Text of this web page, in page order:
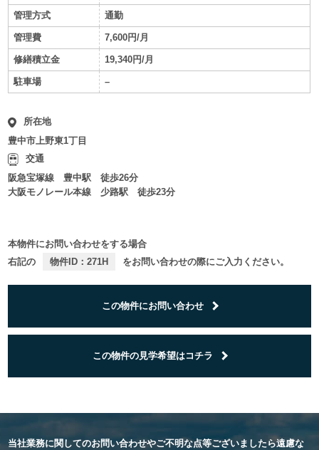
管理方式 通勤
管理費 7,600円/月
修繕積立金 19,340円/月
駐車場 –
所在地
豊中市上野東1丁目
交通
阪急宝塚線 豊中駅 徒歩26分
大阪モノレール本線 少路駅 徒歩23分
本物件にお問い合わせをする場合
右記の
物件ID：271H をお問い合わせの際にご入力ください。
この物件にお問い合わせ
この物件の見学希望はコチラ
当社業務に関してのお問い合わせやご不明な点等ございましたら遠慮な